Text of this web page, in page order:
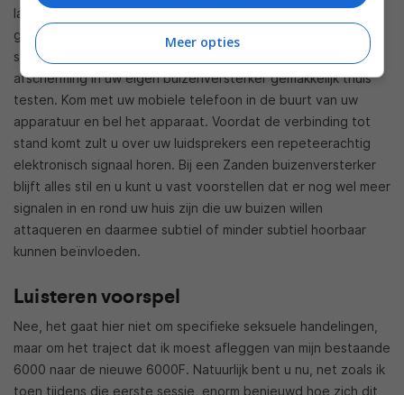
lage stoorvloer en de buitengewoon hoge resolutie. Een
gegeven waar de Finemet uitgangstrafo’s nog een flinke
schep bovenop doen. U kunt de al dan niet aanwezige
afscherming in uw eigen buizenversterker gemakkelijk thuis
testen. Kom met uw mobiele telefoon in de buurt van uw
apparatuur en bel het apparaat. Voordat de verbinding tot
stand komt zult u over uw luidsprekers een repeteerachtig
elektronisch signaal horen. Bij een Zanden buizenversterker
blijft alles stil en u kunt u vast voorstellen dat er nog wel meer
signalen in en rond uw huis zijn die uw buizen willen
attaqueren en daarmee subtiel of minder subtiel hoorbaar
kunnen beïnvloeden.
Luisteren voorspel
Nee, het gaat hier niet om specifieke seksuele handelingen,
maar om het traject dat ik moest afleggen van mijn bestaande
6000 naar de nieuwe 6000F. Natuurlijk bent u nu, net zoals ik
toen tijdens die eerste sessie, enorm benieuwd hoe zich dit
Meer opties